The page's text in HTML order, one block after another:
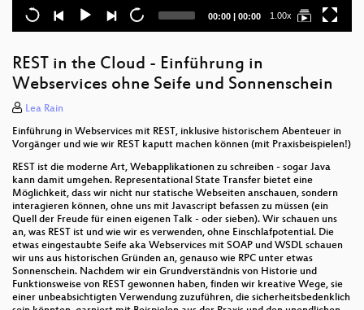
Current
00:00 | Total
00:00 1.00x
REST in the Cloud - Einführung in
Webservices ohne Seife und Sonnenschein
Lea Rain
Einführung in Webservices mit REST, inklusive historischem Abenteuer in
Vorgänger und wie wir REST kaputt machen können (mit Praxisbeispielen!)
REST ist die moderne Art, Webapplikationen zu schreiben - sogar Java
kann damit umgehen. Representational State Transfer bietet eine
Möglichkeit, dass wir nicht nur statische Webseiten anschauen, sondern
interagieren können, ohne uns mit Javascript befassen zu müssen (ein
Quell der Freude für einen eigenen Talk - oder sieben). Wir schauen uns
an, was REST ist und wie wir es verwenden, ohne Einschlafpotential. Die
etwas eingestaubte Seife aka Webservices mit SOAP und WSDL schauen
wir uns aus historischen Gründen an, genauso wie RPC unter etwas
Sonnenschein. Nachdem wir ein Grundverständnis von Historie und
Funktionsweise von REST gewonnen haben, finden wir kreative Wege, sie
einer unbeabsichtigten Verwendung zuzuführen, die sicherheitsbedenklich